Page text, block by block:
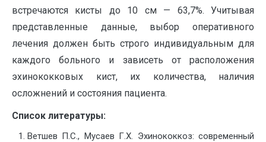
встречаются кисты до 10 см — 63,7%. Учитывая
представленные данные, выбор оперативного
лечения должен быть строго индивидуальным для
каждого больного и зависеть от расположения
эхинококковых кист, их количества, наличия
осложнений и состояния пациента.
Список литературы:
Ветшев П.С., Мусаев Г.Х. Эхинококкоз: современный